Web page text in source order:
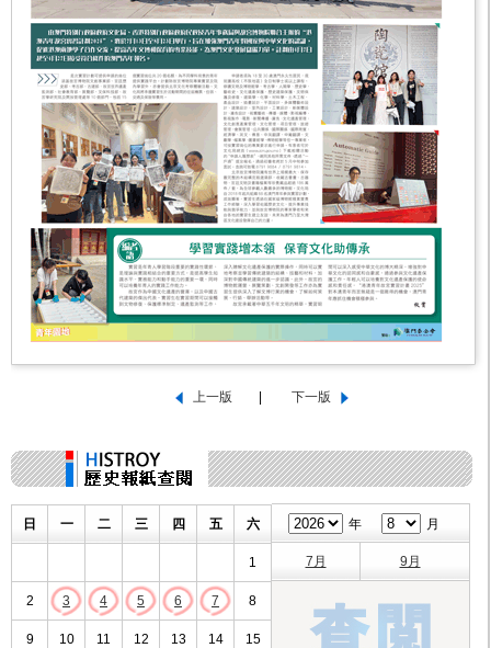
日 一 二 三 四 五 六
1
2 3 4 5 6 7 8
9 10 11 12 13 14 15
年 月
7月 9月